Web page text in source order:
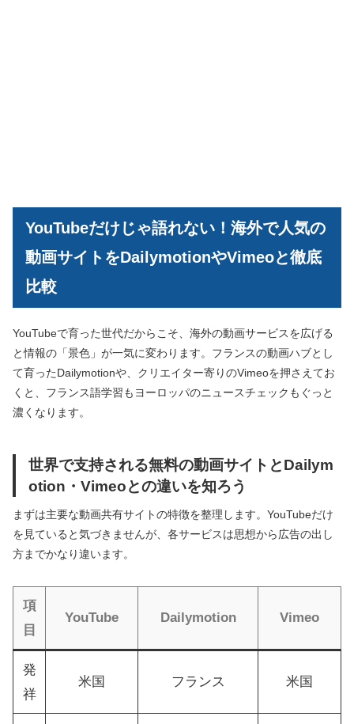
YouTubeだけじゃ語れない！海外で人気の
動画サイトをDailymotionやVimeoと徹底
比較
YouTubeで育った世代だからこそ、海外の動画サービスを広げる
と情報の「景色」が一気に変わります。フランスの動画ハブとし
て育ったDailymotionや、クリエイター寄りのVimeoを押さえてお
くと、フランス語学習もヨーロッパのニュースチェックもぐっと
濃くなります。
世界で支持される無料の動画サイトとDailym
otion・Vimeoとの違いを知ろう
まずは主要な動画共有サイトの特徴を整理します。YouTubeだけ
を見ていると気づきませんが、各サービスは思想から広告の出し
方までかなり違います。
項
目
YouTube Dailymotion Vimeo
発
祥
米国 フランス 米国